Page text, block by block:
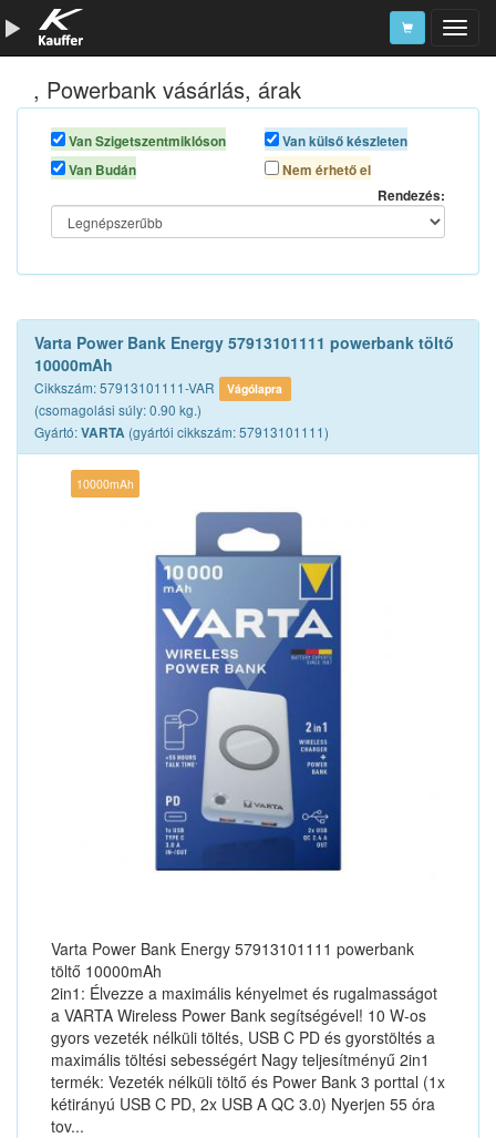
Szerszámkatalógus
Kosár
Alkatrészek
, Powerbank vásárlás, árak
Van Szigetszentmiklóson
Van Budán
Van külső készleten
Nem érhető el
Rendezés:
Varta Power Bank Energy 57913101111 powerbank töltő
10000mAh
Cikkszám: 57913101111-VAR Vágólapra
(csomagolási súly: 0.90 kg.)
Gyártó:VARTA (gyártói cikkszám: 57913101111)
10000mAh
Varta Power Bank Energy 57913101111 powerbank
töltő 10000mAh
2in1: Élvezze a maximális kényelmet és rugalmasságot
a VARTA Wireless Power Bank segítségével! 10 W-os
gyors vezeték nélküli töltés, USB C PD és gyorstöltés a
maximális töltési sebességért Nagy teljesítményű 2in1
termék: Vezeték nélküli töltő és Power Bank 3 porttal (1x
kétirányú USB C PD, 2x USB A QC 3.0) Nyerjen 55 óra
tov...